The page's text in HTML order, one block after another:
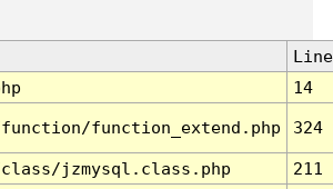
Line
14
function_extend.php 324
jzmysql.class.php
211